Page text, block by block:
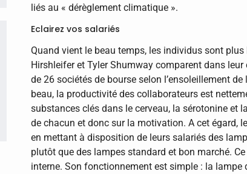
liés au « dérèglement climatique ».
Eclairez vos salariés
Quand vient le beau temps, les individus sont
Hirshleifer et Tyler Shumway comparent dans
de 26 sociétés de bourse selon l’ensoleillement
beau, la productivité des collaborateurs est
substances clés dans le cerveau, la sérotonine
de chacun et donc sur la motivation. A cet égard,
en mettant à disposition de leurs salariés des
plutôt que des lampes standard et bon marché.
interne. Son fonctionnement est simple : la